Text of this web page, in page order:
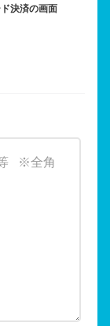
決済の画面